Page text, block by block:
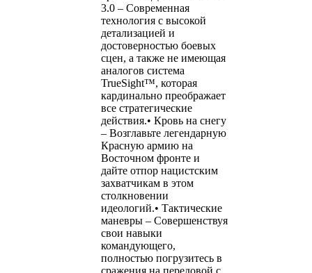
3.0 – Современная
технология с высокой
детализацией и
достоверностью боевых
сцен, а также не имеющая
аналогов система
TrueSight™, которая
кардинально преображает
все стратегические
действия.• Кровь на снегу
– Возглавьте легендарную
Красную армию на
Восточном фронте и
дайте отпор нацистским
захватчикам в этом
столкновении
идеологий.• Тактические
маневры – Совершенствуя
свои навыки
командующего,
полностью погрузитесь в